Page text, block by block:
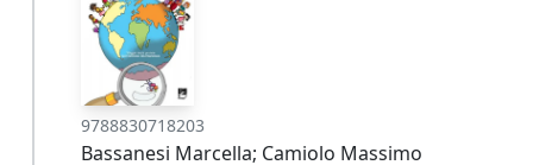
9788830718203
Bassanesi Marcella; Camiolo Massimo